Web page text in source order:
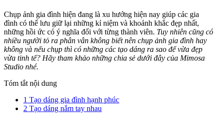
Chụp ảnh gia đình hiện đang là xu hướng hiện nay giúp các gia
đình có thể lưu giữ lại những kỉ niệm và khoảnh khắc đẹp nhất,
những hồi ức có ý nghĩa đối với từng thành viên. Tuy nhiên cũng có
nhiều người tỏ ra phân vân không biết nên chụp ảnh gia đình hay
không và nếu chụp thì có những các tạo dáng ra sao để vừa đẹp
vừa tinh tế? Hãy tham khảo những chia sẻ dưới đây của Mimosa
Studio nhé.
Tóm tắt nội dung
1 Tạo dáng gia đình hạnh phúc
2 Tạo dáng nắm tay nhau